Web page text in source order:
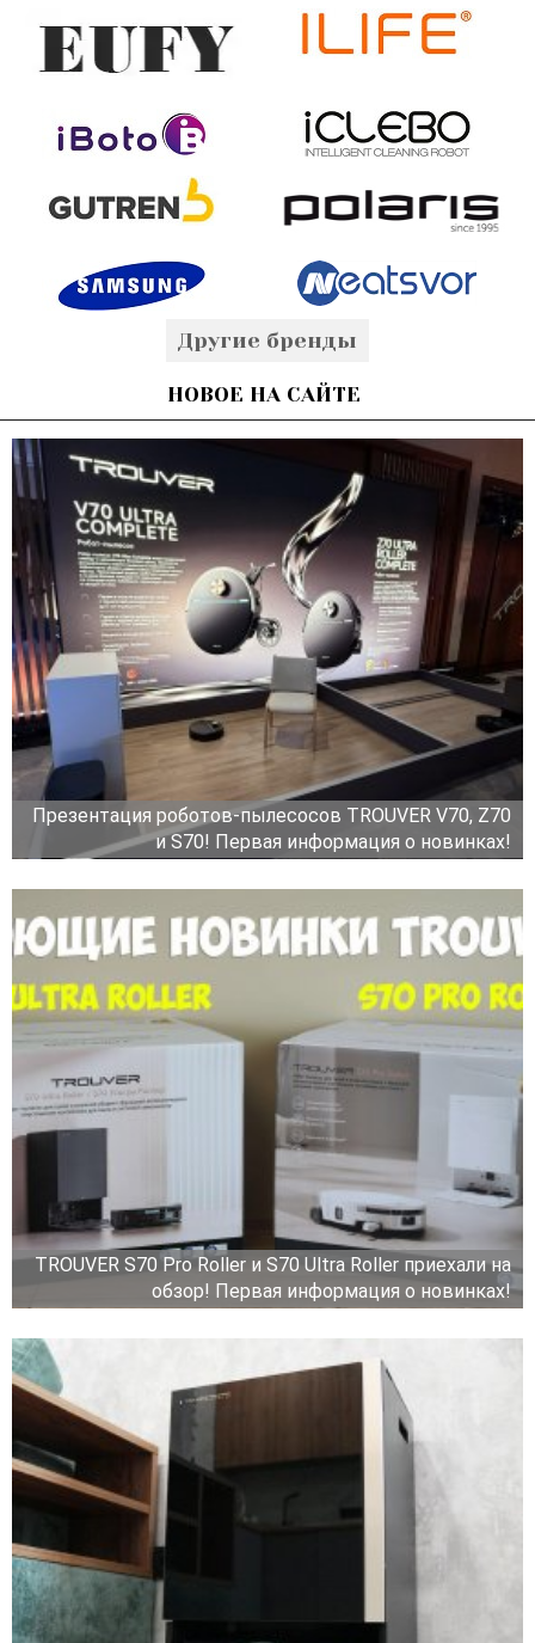
Другие бренды
НОВОЕ НА САЙТЕ
Презентация роботов-пылесосов TROUVER V70, Z70
и S70! Первая информация о новинках!
TROUVER S70 Pro Roller и S70 Ultra Roller приехали на
обзор! Первая информация о новинках!